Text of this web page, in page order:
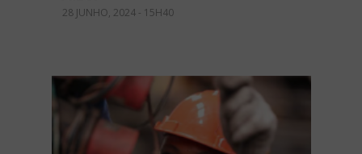
28 JUNHO, 2024 - 15H40